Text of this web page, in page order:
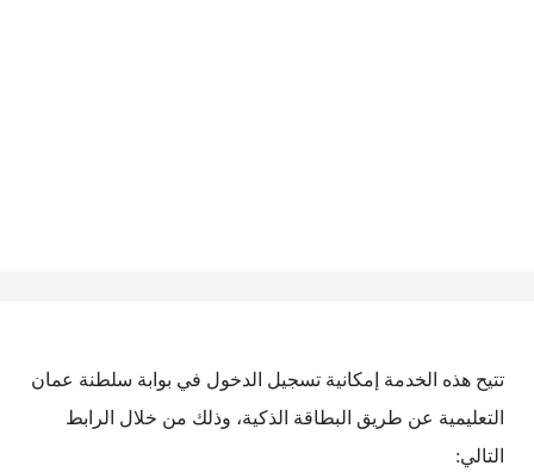
تتيح هذه الخدمة إمكانية تسجيل الدخول في بوابة سلطنة عمان
التعليمية عن طريق البطاقة الذكية، وذلك من خلال الرابط
التالي: